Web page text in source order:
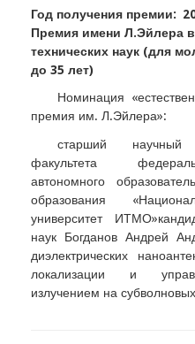
Год получения премии
Премия имени Л.Эйлера
технических наук (для
до 35 лет)
Номинация
премия им. Л.Эйлера»:
старший научный
факультета
автономного
образования
университет
наук Богданов Андрей
диэлектрических
локализации и
излучением на